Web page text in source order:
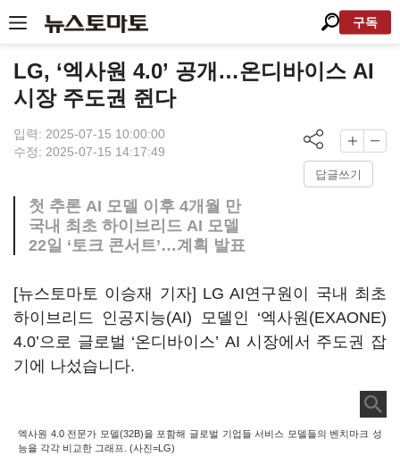
구독
LG, ‘엑사원 4.0’ 공개…온디바이스 AI
시장 주도권 쥔다
입력: 2025-07-15 10:00:00
수정: 2025-07-15 14:17:49
답글쓰기
첫 추론 AI 모델 이후 4개월 만
국내 최초 하이브리드 AI 모델
22일 ‘토크 콘서트’…계획 발표
[뉴스토마토 이승재 기자] LG AI연구원이 국내 최초
하이브리드 인공지능(AI) 모델인 ‘엑사원(EXAONE)
4.0’으로 글로벌 ‘온디바이스’ AI 시장에서 주도권 잡
기에 나섰습니다.
엑사원 4.0 전문가 모델(32B)을 포함해 글로벌 기업들 서비스 모델들의 벤치마크 성
능을 각각 비교한 그래프. (사진=LG)